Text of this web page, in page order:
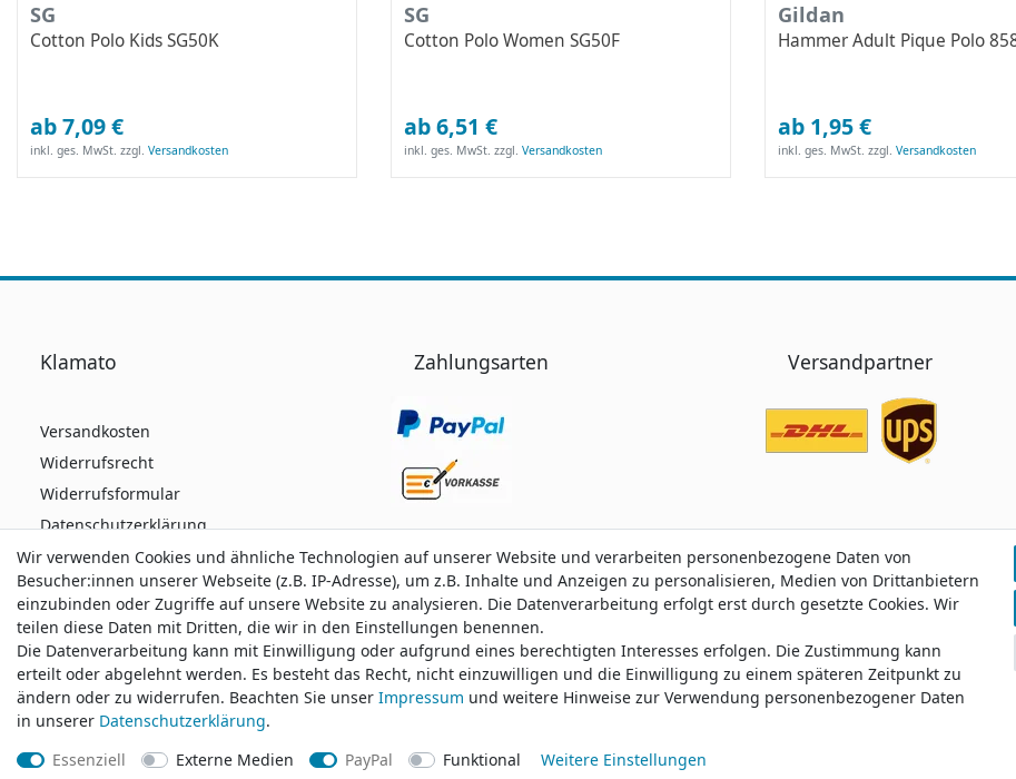
SG
Cotton Polo Kids SG50K
ab 7,09 €
inkl. ges. MwSt. zzgl.Versandkosten
SG
Cotton Polo Women SG50F
ab 6,51 €
inkl. ges. MwSt. zzgl.Versandkosten
Gildan
Hammer Adult Pique Polo
ab 1,95 €
inkl. ges. MwSt. zzgl.Versandkosten
Klamato
Versandkosten
Widerrufsrecht
Widerrufsformular
Datenschutzerklärung
AGB
Impressum
Zahlungsarten Versandpartner
Durchschnittliche Bewertung vonklamato.de bei Trustami:5.00/5.00 mit319.028Bewertungen | Bewertungsgrundlage des
Wir verwenden Cookies und ähnliche Technologien auf unserer Website und verarbeiten personenbezogene Daten von
Besucher:innen unserer Webseite (z.B. IP-Adresse), um z.B. Inhalte und Anzeigen zu personalisieren, Medien von Drittanbietern
einzubinden oder Zugriffe auf unsere Website zu analysieren. Die Datenverarbeitung erfolgt erst durch gesetzte Cookies. Wir
teilen diese Daten mit Dritten, die wir in den Einstellungen benennen.
Die Datenverarbeitung kann mit Einwilligung oder aufgrund eines berechtigten Interesses erfolgen. Die Zustimmung kann
erteilt oder abgelehnt werden. Es besteht das Recht, nicht einzuwilligen und die Einwilligung zu einem späteren Zeitpunkt zu
ändern oder zu widerrufen. Beachten Sie unser Impressum und weitere Hinweise zur Verwendung personenbezogener Daten
in unserer Daten­schutz­erklärung.
Essenziell
Externe Medien PayPal Funktional Weitere Einstellungen
Wir verwenden Cookies und ähnliche Technologien auf unserer Website und verarbeiten personenbezogene Daten von
Besucher:innen unserer Webseite (z.B. IP-Adresse), um z.B. Inhalte und Anzeigen zu personalisieren, Medien von Drittanbietern
einzubinden oder Zugriffe auf unsere Website zu analysieren. Die Datenverarbeitung erfolgt erst durch gesetzte Cookies. Wir
teilen diese Daten mit Dritten, die wir in den Einstellungen benennen.
Die Datenverarbeitung kann mit Einwilligung oder aufgrund eines berechtigten Interesses erfolgen. Die Zustimmung kann
erteilt oder abgelehnt werden. Es besteht das Recht, nicht einzuwilligen und die Einwilligung zu einem späteren Zeitpunkt zu
ändern oder zu widerrufen. Beachten Sie unser Impressum und weitere Hinweise zur Verwendung personenbezogener Daten
in unserer Daten­schutz­erklärung.
Essenziell
Externe Medien PayPal Funktional Weitere Einstellungen